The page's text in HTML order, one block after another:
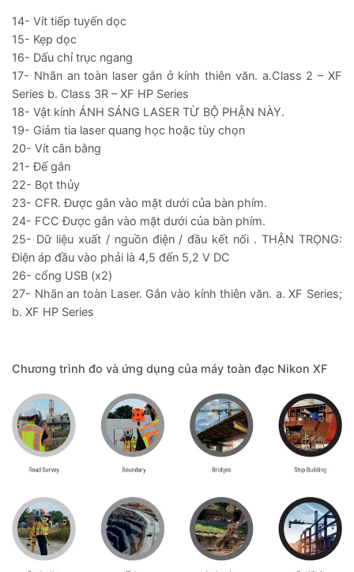
14- Vít tiếp tuyến dọc
15- Kẹp dọc
16- Dấu chỉ trục ngang
17- Nhãn an toàn laser gắn ở kính thiên văn. a.Class 2 – XF
Series b. Class 3R – XF HP Series
18- Vật kính ÁNH SÁNG LASER TỪ BỘ PHẬN NÀY.
19- Giảm tia laser quang học hoặc tùy chọn
20- Vít cân bằng
21- Đế gắn
22- Bọt thủy
23- CFR. Được gắn vào mặt dưới của bàn phím.
24- FCC Được gắn vào mặt dưới của bàn phím.
25- Dữ liệu xuất / nguồn điện / đầu kết nối . THẬN TRỌNG:
Điện áp đầu vào phải là 4,5 đến 5,2 V DC
26- cổng USB (x2)
27- Nhãn an toàn Laser. Gắn vào kính thiên văn. a. XF Series;
b. XF HP Series
Chương trình đo và ứng dụng của máy toàn đạc Nikon XF